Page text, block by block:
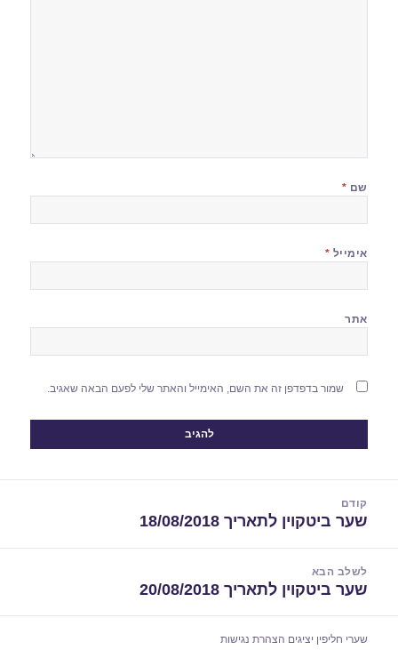
שם *
אימייל *
אתר
שמור בדפדפן זה את השם, האימייל והאתר שלי לפעם הבאה שאגיב.
קודם
הפוסט
שער ביטקוין לתאריך 18/08/2018
לשלב הבא
הפוסט
שער ביטקוין לתאריך 20/08/2018
שערי חליפין יציגים הצהרת נגישות